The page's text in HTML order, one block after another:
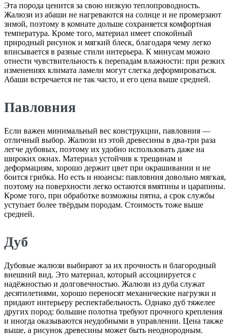
Эта порода ценится за свою низкую теплопроводность.
Жалюзи из абаши не нагреваются на солнце и не промерзают
зимой, поэтому в комнате дольше сохраняется комфортная
температура. Кроме того, материал имеет спокойный
природный рисунок и мягкий блеск, благодаря чему легко
вписывается в разные стили интерьера. К минусам можно
отнести чувствительность к перепадам влажности: при резких
изменениях климата ламели могут слегка деформироваться.
Абаши встречается не так часто, и его цена выше средней.
Павловния
Если важен минимальный вес конструкции, павловния —
отличный выбор. Жалюзи из этой древесины в два-три раза
легче дубовых, поэтому их удобно использовать даже на
широких окнах. Материал устойчив к трещинам и
деформациям, хорошо держит цвет при окрашивании и не
боится грибка. Но есть и нюансы: павловния довольно мягкая,
поэтому на поверхности легко остаются вмятины и царапины.
Кроме того, при обработке возможны пятна, а срок службы
уступает более твёрдым породам. Стоимость тоже выше
средней.
Дуб
Дубовые жалюзи выбирают за их прочность и благородный
внешний вид. Это материал, который ассоциируется с
надёжностью и долговечностью. Жалюзи из дуба служат
десятилетиями, хорошо переносят механические нагрузки и
придают интерьеру респектабельность. Однако дуб тяжелее
других пород: большие полотна требуют прочного крепления
и иногда оказываются неудобными в управлении. Цена также
выше, а рисунок древесины может быть неоднородным.